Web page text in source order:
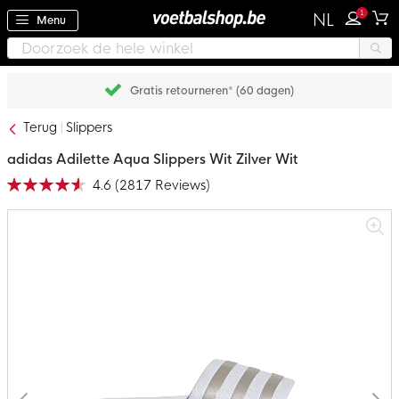
Menu NL 1
Gratis retourneren* (60 dagen)
Terug Slippers
adidas Adilette Aqua Slippers Wit Zilver Wit
Waardering: 4.6 (2817 Reviews)